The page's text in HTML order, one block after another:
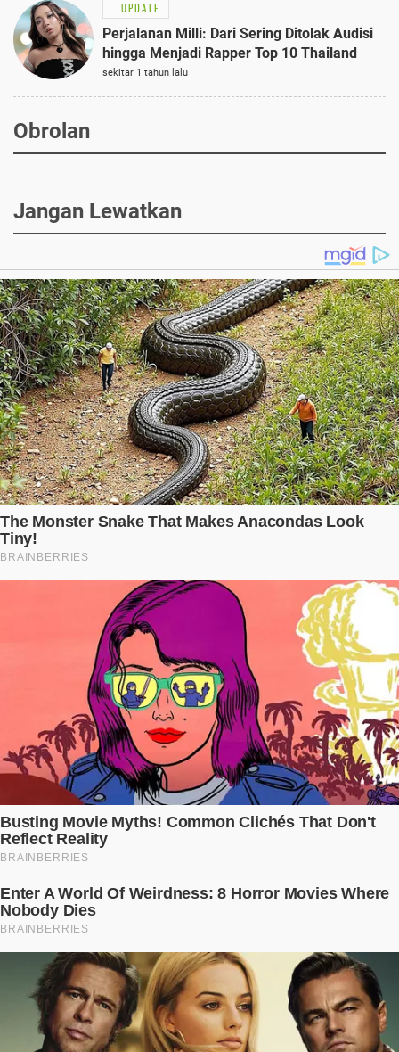
UPDATE
Perjalanan Milli: Dari Sering Ditolak Audisi
hingga Menjadi Rapper Top 10 Thailand
sekitar 1 tahun lalu
Obrolan
Jangan Lewatkan